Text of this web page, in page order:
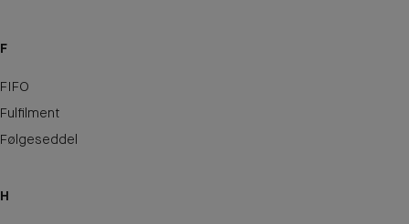
F
FIFO
Fulfilment
Følgeseddel
H